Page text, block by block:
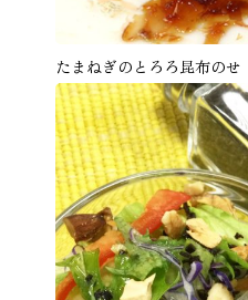
たまねぎのとろろ昆布のせ